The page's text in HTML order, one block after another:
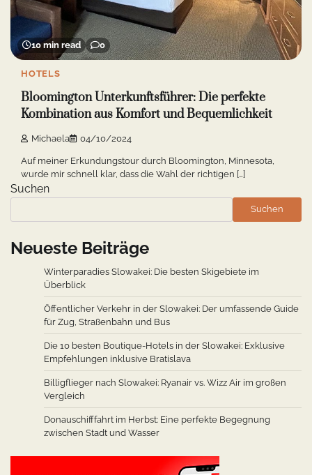
10 min read 0
HOTELS
Bloomington Unterkunftsführer: Die perfekte
Kombination aus Komfort und Bequemlichkeit
Michaela 04/10/2024
Auf meiner Erkundungstour durch Bloomington, Minnesota,
wurde mir schnell klar, dass die Wahl der richtigen […]
Suchen
Suchen
Neueste Beiträge
Winterparadies Slowakei: Die besten Skigebiete im
Überblick
Öffentlicher Verkehr in der Slowakei: Der umfassende Guide
für Zug, Straßenbahn und Bus
Die 10 besten Boutique-Hotels in der Slowakei: Exklusive
Empfehlungen inklusive Bratislava
Billigflieger nach Slowakei: Ryanair vs. Wizz Air im großen
Vergleich
Donauschifffahrt im Herbst: Eine perfekte Begegnung
zwischen Stadt und Wasser